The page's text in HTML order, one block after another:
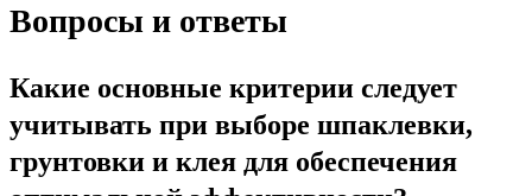
Вопросы и ответы
Какие основные критерии следует
учитывать при выборе шпаклевки,
грунтовки и клея для обеспечения